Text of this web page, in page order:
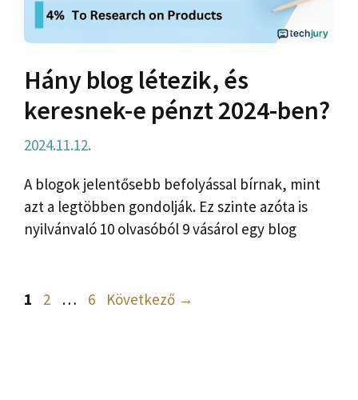
Hány blog létezik, és
keresnek-e pénzt 2024-ben?
2024.11.12.
A blogok jelentősebb befolyással bírnak, mint
azt a legtöbben gondolják. Ez szinte azóta is
nyilvánvaló 10 olvasóból 9 vásárol egy blog
Oldal
1 Oldal
2 … Oldal
6 Következő →